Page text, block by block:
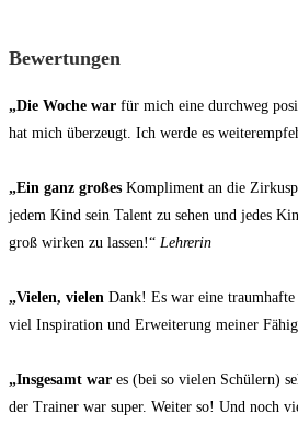
Bewertungen
„Die Woche war für mich eine durchweg
hat mich überzeugt. Ich werde es
„Ein ganz großes Kompliment an die
jedem Kind sein Talent zu sehen und jedes
groß wirken zu lassen!“ Lehrerin
„Vielen, vielen Dank! Es war eine
viel Inspiration und Erweiterung meiner
„Insgesamt war es (bei so vielen Schülern)
der Trainer war super. Weiter so! Und noch